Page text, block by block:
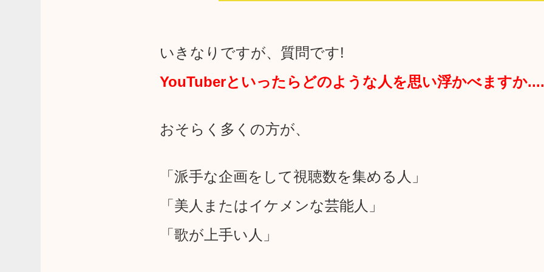
いきなりですが、質問です!
YouTuberといったらどのような人を思い浮かべますか
おそらく多くの方が、
「派手な企画をして視聴数を集める人」
「美人またはイケメンな芸能人」
「歌が上手い人」